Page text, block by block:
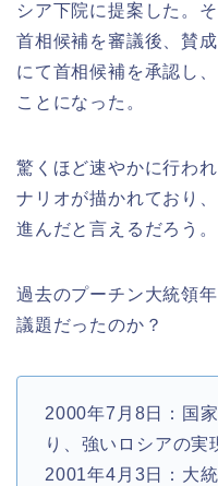
シア下院に提案した。
首相候補を審議後、賛
にて首相候補を承認し
ことになった。
驚くほど速やかに行わ
ナリオが描かれており
進んだと言えるだろう。
過去のプーチン大統領
議題だったのか？
2000年7月8日：国
り、強いロシアの実
2001年4月3日：大